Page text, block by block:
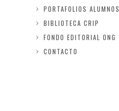
PORTAFOLIOS ALUMNOS
BIBLIOTECA CRIP
FONDO EDITORIAL ONG
CONTACTO